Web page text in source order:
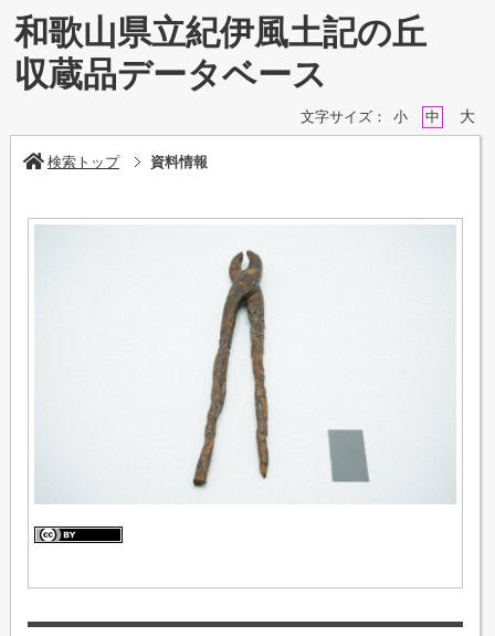
和歌山県立紀伊風土記の丘
収蔵品データベース
文字サイズ： 小 中 大
検索トップ 資料情報